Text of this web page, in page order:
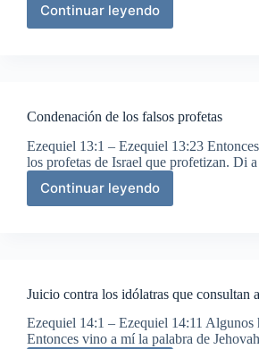
Continuar leyendo
Salida
la
Condenación de los falsos profetas
Ezequiel 13:1 – Ezequiel 13:23
los profetas de Israel que profetizan. Di
Continuar leyendo
Condenación
de
Juicio contra los idólatras que consultan
Ezequiel 14:1 – Ezequiel 14:11 Algunos
Entonces vino a mí la palabra de